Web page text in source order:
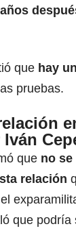
años
que hay
pruebas.
que no se
relación
que podría